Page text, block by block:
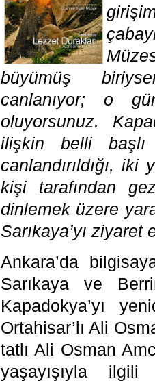
büyümüş
canlanıyor; o
oluyorsunuz.
ilişkin belli başlı
canlandırıldığı,
kişi tarafından
dinlemek üzere
Sarıkaya’yı ziyaret
Ankara’da
Sarıkaya ve
Kapadokya’yı
Ortahisar’lı Ali
tatlı Ali Osman
yaşayışıyla ilgili